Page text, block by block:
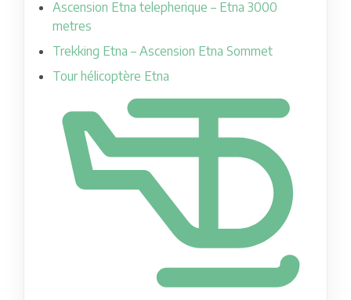
Ascension Etna telepherique – Etna 3000
metres
Trekking Etna – Ascension Etna Sommet
Tour hélicoptère Etna